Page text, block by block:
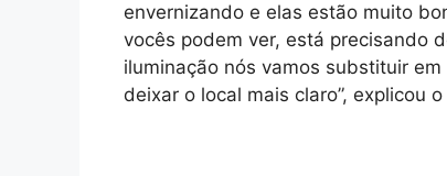
envernizando e elas estão muito
vocês podem ver, está precisando
iluminação nós vamos substituir
deixar o local mais claro”, explicou